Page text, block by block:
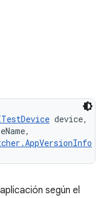
device,
según el